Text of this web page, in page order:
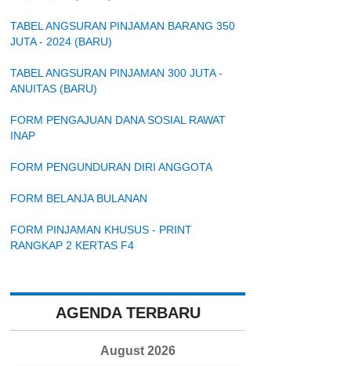
TABEL ANGSURAN PINJAMAN BARANG 350
JUTA - 2024 (BARU)
TABEL ANGSURAN PINJAMAN 300 JUTA -
ANUITAS (BARU)
FORM PENGAJUAN DANA SOSIAL RAWAT
INAP
FORM PENGUNDURAN DIRI ANGGOTA
FORM BELANJA BULANAN
FORM PINJAMAN KHUSUS - PRINT
RANGKAP 2 KERTAS F4
AGENDA TERBARU
August 2026